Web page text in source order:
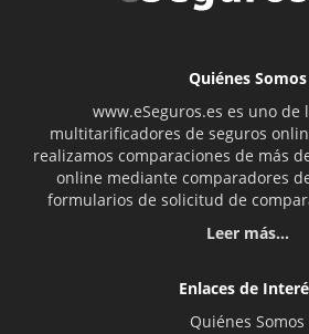
Quiénes Somos
www.eSeguros.es es uno de
multitarificadores de seguros
realizamos comparaciones de más
online mediante comparadores
formularios de solicitud de
Leer más...
Enlaces de
Quiénes Somos